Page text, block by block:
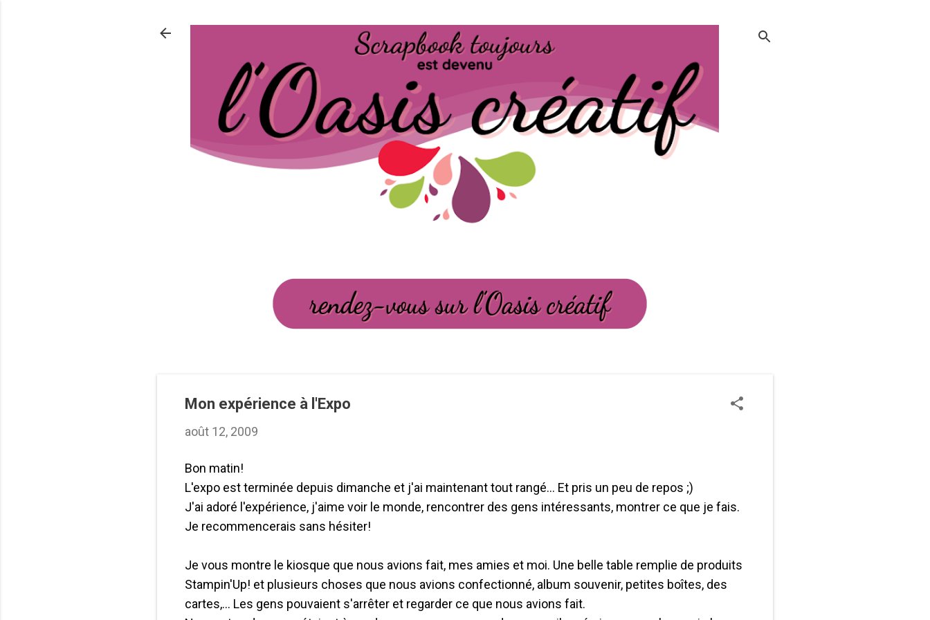
Mon expérience à l'Expo
août 12, 2009
Bon matin!
L'expo est terminée depuis dimanche et j'ai maintenant tout rangé... Et pris un peu de repos ;)
J'ai adoré l'expérience, j'aime voir le monde, rencontrer des gens intéressants, montrer ce que je fais.
Je recommencerais sans hésiter!
Je vous montre le kiosque que nous avions fait, mes amies et moi. Une belle table remplie de produits
Stampin'Up! et plusieurs choses que nous avions confectionné, album souvenir, petites boîtes, des
cartes,... Les gens pouvaient s'arrêter et regarder ce que nous avions fait.